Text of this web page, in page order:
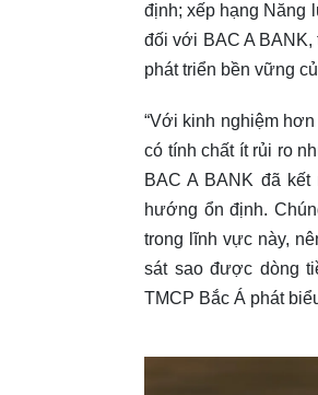
định; xếp hạng Năng
đối với BAC A BANK,
phát triển bền vững
“Với kinh nghiệm
có tính chất ít rủi ro
BAC A BANK đã
hướng ổn định.
trong lĩnh vực này,
sát sao được dòng
TMCP Bắc Á phát